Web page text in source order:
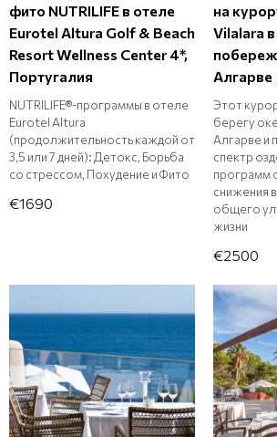
фито NUTRILIFE в отеле
Eurotel Altura Golf & Beach
Resort Wellness Center 4*,
Португалия
NUTRILIFE®-программы в отеле
Eurotel Altura
(продолжительность каждой от
3,5 или 7 дней): Детокс, Борьба
со стрессом, Похудение и Фито
€1690
на
Vilalara
Алгарве
Этот
берегу
Алгарве и
спектр
программ
снижения
общего
жизни
€2500